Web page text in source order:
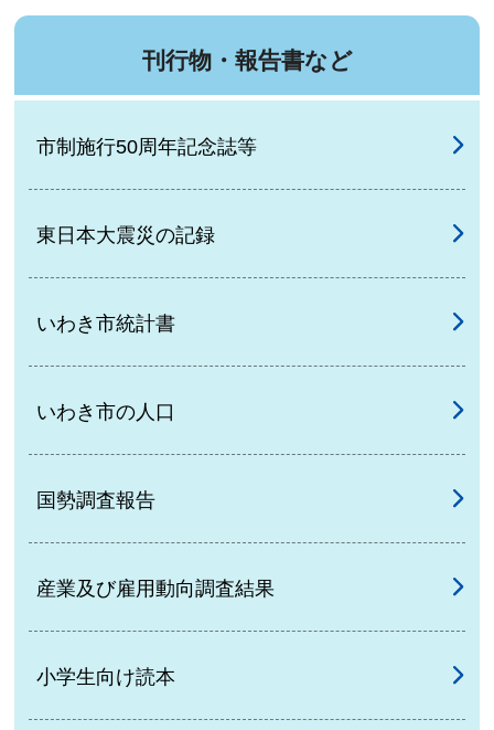
刊行物・報告書など
市制施行50周年記念誌等
東日本大震災の記録
いわき市統計書
いわき市の人口
国勢調査報告
産業及び雇用動向調査結果
小学生向け読本